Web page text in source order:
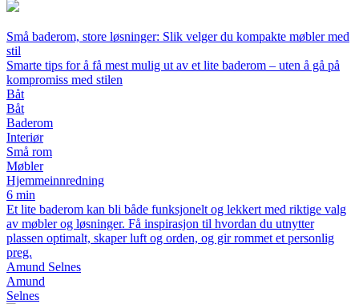
Små baderom, store løsninger: Slik velger du kompakte møbler med
stil
Smarte tips for å få mest mulig ut av et lite baderom – uten å gå på
kompromiss med stilen
Båt
Båt
Baderom
Interiør
Små rom
Møbler
Hjemmeinnredning
6 min
Et lite baderom kan bli både funksjonelt og lekkert med riktige valg
av møbler og løsninger. Få inspirasjon til hvordan du utnytter
plassen optimalt, skaper luft og orden, og gir rommet et personlig
preg.
Amund Selnes
Amund
Selnes